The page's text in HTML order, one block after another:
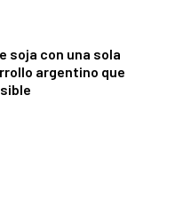
soja con una sola
argentino que